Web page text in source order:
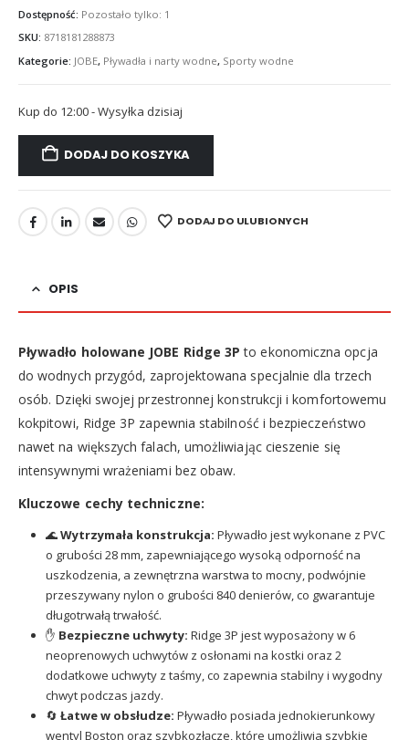
Dostępność: Pozostało tylko: 1
SKU: 8718181288873
Kategorie: JOBE, Pływadła i narty wodne, Sporty wodne
Kup do 12:00 - Wysyłka dzisiaj
DODAJ DO KOSZYKA
DODAJ DO ULUBIONYCH
OPIS
Pływadło holowane JOBE Ridge 3P to ekonomiczna opcja
do wodnych przygód, zaprojektowana specjalnie dla trzech
osób. Dzięki swojej przestronnej konstrukcji i komfortowemu
kokpitowi, Ridge 3P zapewnia stabilność i bezpieczeństwo
nawet na większych falach, umożliwiając cieszenie się
intensywnymi wrażeniami bez obaw.
Kluczowe cechy techniczne:
🌊Wytrzymała konstrukcja: Pływadło jest wykonane z PVC
o grubości 28 mm, zapewniającego wysoką odporność na
uszkodzenia, a zewnętrzna warstwa to mocny, podwójnie
przeszywany nylon o grubości 840 denierów, co gwarantuje
długotrwałą trwałość.
✋ Bezpieczne uchwyty: Ridge 3P jest wyposażony w 6
neoprenowych uchwytów z osłonami na kostki oraz 2
dodatkowe uchwyty z taśmy, co zapewnia stabilny i wygodny
chwyt podczas jazdy.
🔄 Łatwe w obsłudze: Pływadło posiada jednokierunkowy
wentyl Boston oraz szybkozłącze, które umożliwia szybkie